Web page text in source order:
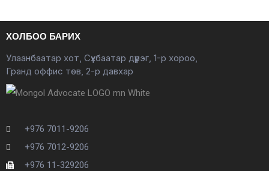
ХОЛБОО БАРИХ
Улаанбаатар хот, Сүхбаатар дүүрэг, 1-р хороо,
Гранд оффис төв, 2-р давхар
+976 7011-9206
+976 7012-9206
+976 11-329206